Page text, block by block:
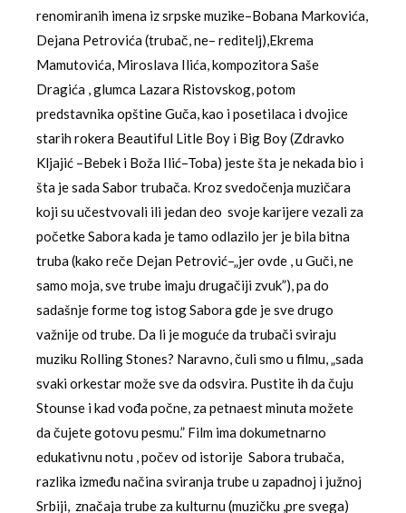
renomiranih imena iz srpske muzike–Bobana Markovića,
Dejana Petrovića (trubač, ne– reditelj),Ekrema
Mamutovića, Miroslava Ilića, kompozitora Saše
Dragića , glumca Lazara Ristovskog, potom
predstavnika opštine Guča, kao i posetilaca i dvojice
starih rokera Beautiful Litle Boy i Big Boy (Zdravko
Kljajić –Bebek i Boža Ilić–Toba) jeste šta je nekada bio i
šta je sada Sabor trubača. Kroz svedočenja muzičara
koji su učestvovali ili jedan deo svoje karijere vezali za
početke Sabora kada je tamo odlazilo jer je bila bitna
truba (kako reče Dejan Petrović–„jer ovde , u Guči, ne
samo moja, sve trube imaju drugačiji zvuk”), pa do
sadašnje forme tog istog Sabora gde je sve drugo
važnije od trube. Da li je moguće da trubači sviraju
muziku Rolling Stones? Naravno, čuli smo u filmu, „sada
svaki orkestar može sve da odsvira. Pustite ih da čuju
Stounse i kad vođa počne, za petnaest minuta možete
da čujete gotovu pesmu.” Film ima dokumetnarno
edukativnu notu , počev od istorije Sabora trubača,
razlika između načina sviranja trube u zapadnoj i južnoj
Srbiji, značaja trube za kulturnu (muzičku ,pre svega)